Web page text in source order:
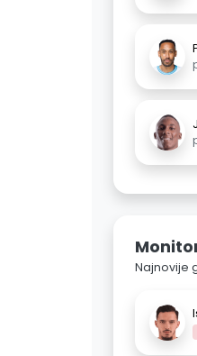
Najnovije